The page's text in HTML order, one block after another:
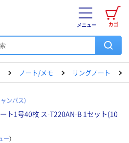
カゴ
メニュー
ノート/メモ リングノート
ンパス）
ト1号40枚 ス-T220AN-B 1セット(10
ー）